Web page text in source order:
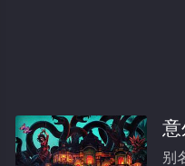
意
别